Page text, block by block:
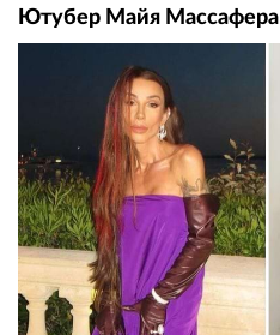
Ютубер Майя Массафера